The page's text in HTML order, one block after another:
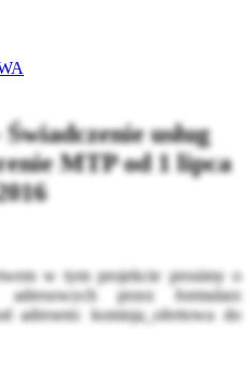
usług
MTP od 1 lipca
w tym projekcie prosimy o
przez formularz
adresem:
komisja_ofertowa do